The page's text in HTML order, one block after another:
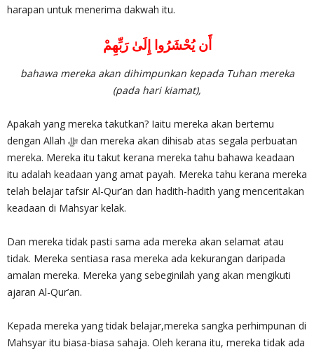
harapan untuk menerima dakwah itu.
أَن يُحْشَرُوا إِلَىٰ رَبِّهِمْ
bahawa mereka akan dihimpunkan kepada Tuhan mereka
(pada hari kiamat),
Apakah yang mereka takutkan? Iaitu mereka akan bertemu
dengan Allah ‎ﷻ dan mereka akan dihisab atas segala perbuatan
mereka. Mereka itu takut kerana mereka tahu bahawa keadaan
itu adalah keadaan yang amat payah. Mereka tahu kerana mereka
telah belajar tafsir Al-Qur’an dan hadith-hadith yang menceritakan
keadaan di Mahsyar kelak.
Dan mereka tidak pasti sama ada mereka akan selamat atau
tidak. Mereka sentiasa rasa mereka ada kekurangan daripada
amalan mereka. Mereka yang sebeginilah yang akan mengikuti
ajaran Al-Qur’an.
Kepada mereka yang tidak belajar,mereka sangka perhimpunan di
Mahsyar itu biasa-biasa sahaja. Oleh kerana itu, mereka tidak ada